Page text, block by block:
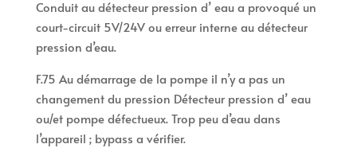
Conduit au détecteur pression d’ eau a provoqué un
court-circuit 5V/24V ou erreur interne au détecteur
pression d’eau.
F.75 Au démarrage de la pompe il n’y a pas un
changement du pression Détecteur pression d’ eau
ou/et pompe défectueux. Trop peu d’eau dans
l’appareil ; bypass a vérifier.